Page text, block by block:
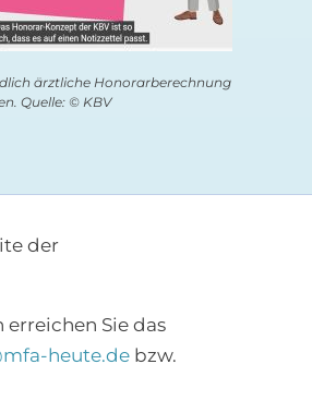
ärztliche Honorarberechnung
Quelle: © KBV
der
Sie das
heute.debzw.
Abonnieren Sie den